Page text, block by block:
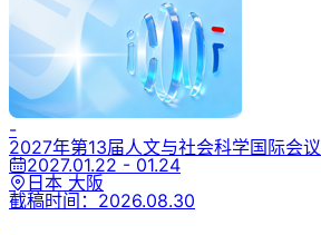
-
2027年第13届人文与社会科学国际会议
2027.01.22 - 01.24
日本 大阪
截稿时间： 2026.08.30